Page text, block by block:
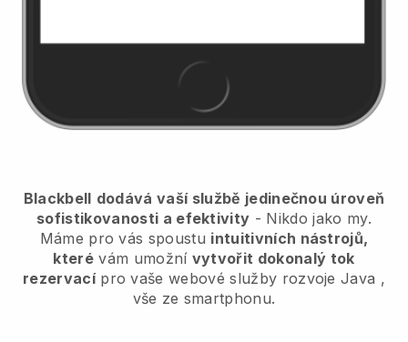
Blackbell dodává vaší službě jedinečnou úroveň
sofistikovanosti a efektivity - Nikdo jako my.
Máme pro vás spoustu intuitivních nástrojů,
které vám umožní vytvořit dokonalý tok
rezervací pro vaše webové služby rozvoje Java ,
vše ze smartphonu.